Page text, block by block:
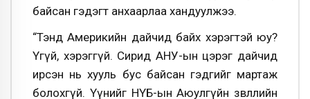
байсан гэдэгт анхаарлаа хандуулжээ.
“Тэнд Америкийн дайчид байх хэрэгтэй юу?
Үгүй, хэрэггүй. Сирид АНУ-ын цэрэг дайчид
ирсэн нь хууль бус байсан гэдгийг мартаж
болохгүй. Үүнийг НҮБ-ын Аюулгүйн зөвлөлийн